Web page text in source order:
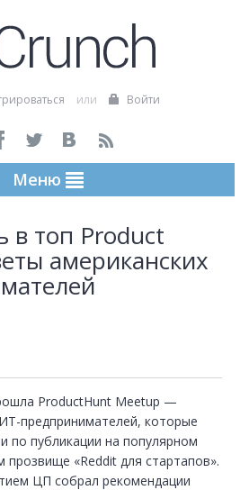
или Войти
Меню
в топ Product
американских
ProductHunt Meetup —
предпринимателей, которые
по публикации на популярном
прозвище «Reddit для стартапов».
ЦП собрал рекомендации